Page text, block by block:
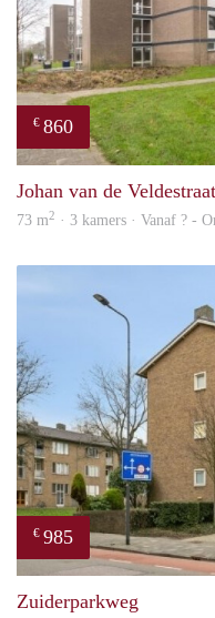
€ 860
Johan van de Veldestraat
73 m2 · 3 kamers · Vanaf ? -
€ 985
Zuiderparkweg